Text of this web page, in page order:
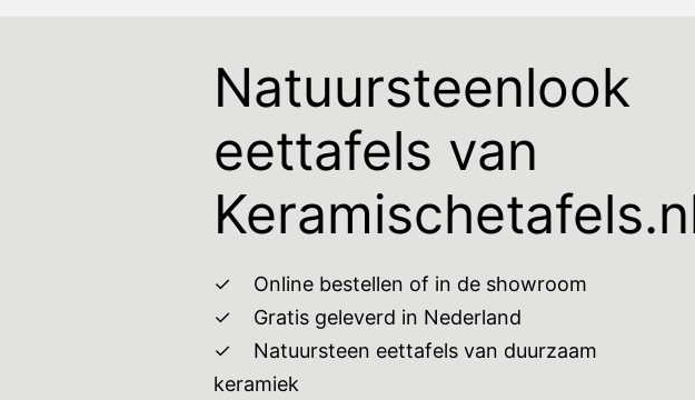
Natuursteenlook
eettafels van
Online bestellen of in de showroom
Gratis geleverd in Nederland
Natuursteen eettafels van duurzaam
keramiek